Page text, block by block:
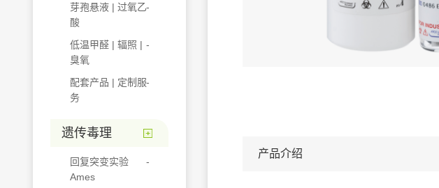
芽孢悬液 | 过氧乙
酸
低温甲醛 | 辐照 |
臭氧
配套产品 | 定制服
务
遗传毒理
回复突变实验
Ames
产品介绍